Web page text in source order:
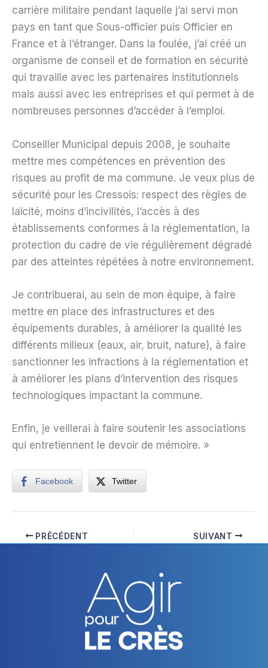
carrière militaire pendant laquelle j’ai servi mon
pays en tant que Sous-officier puis Officier en
France et à l’étranger. Dans la foulée, j’ai créé un
organisme de conseil et de formation en sécurité
qui travaille avec les partenaires institutionnels
mais aussi avec les entreprises et qui permet à de
nombreuses personnes d’accéder à l’emploi.
Conseiller Municipal depuis 2008, je souhaite
mettre mes compétences en prévention des
risques au profit de ma commune. Je veux plus de
sécurité pour les Cressois: respect des règles de
laïcité, moins d’incivilités, l’accès à des
établissements conformes à la réglementation, la
protection du cadre de vie régulièrement dégradé
par des atteintes répétées à notre environnement.
Je contribuerai, au sein de mon équipe, à faire
mettre en place des infrastructures et des
équipements durables, à améliorer la qualité les
différents milieux (eaux, air, bruit, nature), à faire
sanctionner les infractions à la réglementation et
à améliorer les plans d’intervention des risques
technologiques impactant la commune.
Enfin, je veillerai à faire soutenir les associations
qui entretiennent le devoir de mémoire. »
Facebook Twitter
PRÉCÉDENT SUIVANT